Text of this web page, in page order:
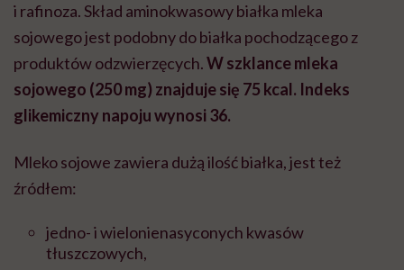
i rafinoza. Skład aminokwasowy białka mleka
sojowego jest podobny do białka pochodzącego z
produktów odzwierzęcych.W szklance mleka
sojowego (250 mg) znajduje się 75 kcal. Indeks
glikemiczny napoju wynosi 36.
Mleko sojowe zawiera dużą ilość białka, jest też
źródłem:
jedno- i wielonienasyconych kwasów
tłuszczowych,